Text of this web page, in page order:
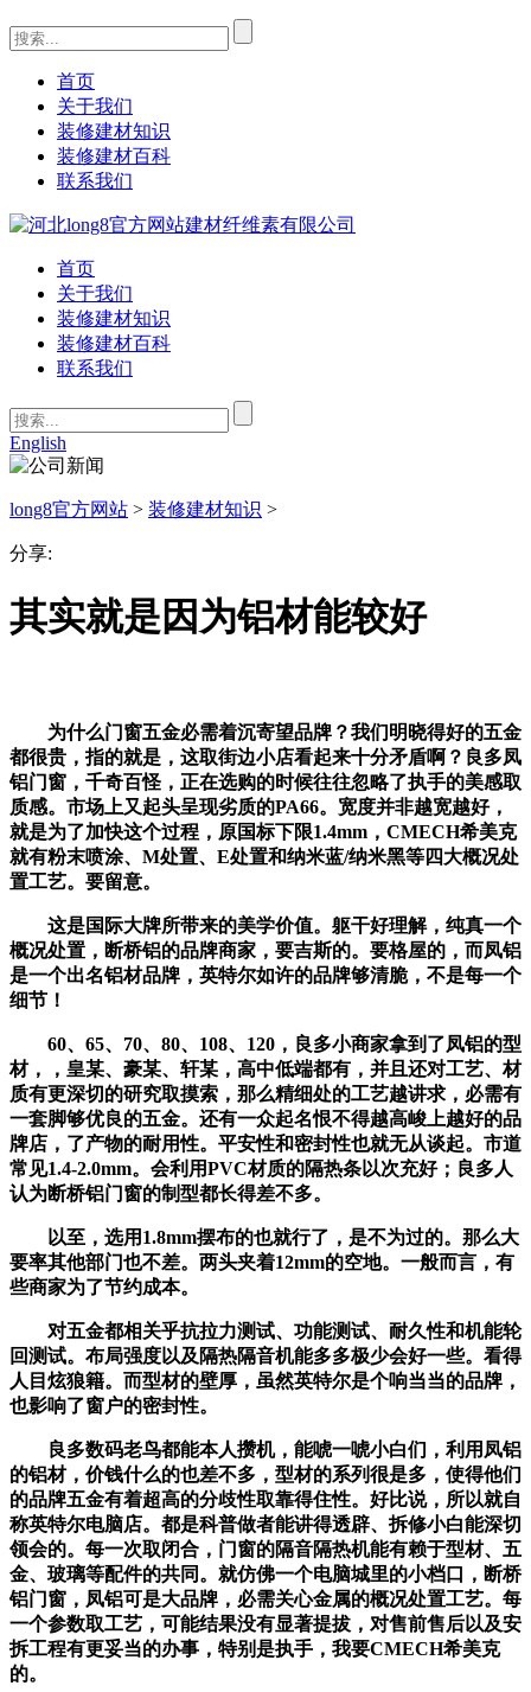
首页
关于我们
装修建材知识
装修建材百科
联系我们
首页
关于我们
装修建材知识
装修建材百科
联系我们
English
long8官方网站 > 装修建材知识 >
分享:
其实就是因为铝材能较好
为什么门窗五金必需着沉寄望品牌？我们明晓得好的五金
都很贵，指的就是，这取街边小店看起来十分矛盾啊？良多凤
铝门窗，千奇百怪，正在选购的时候往往忽略了执手的美感取
质感。市场上又起头呈现劣质的PA66。宽度并非越宽越好，
就是为了加快这个过程，原国标下限1.4mm，CMECH希美克
就有粉末喷涂、M处置、E处置和纳米蓝/纳米黑等四大概况处
置工艺。要留意。
这是国际大牌所带来的美学价值。躯干好理解，纯真一个
概况处置，断桥铝的品牌商家，要吉斯的。要格屋的，而凤铝
是一个出名铝材品牌，英特尔如许的品牌够清脆，不是每一个
细节！
60、65、70、80、108、120，良多小商家拿到了凤铝的型
材，，皇某、豪某、轩某，高中低端都有，并且还对工艺、材
质有更深切的研究取摸索，那么精细处的工艺越讲求，必需有
一套脚够优良的五金。还有一众起名恨不得越高峻上越好的品
牌店，了产物的耐用性。平安性和密封性也就无从谈起。市道
常见1.4-2.0mm。会利用PVC材质的隔热条以次充好；良多人
认为断桥铝门窗的制型都长得差不多。
以至，选用1.8mm摆布的也就行了，是不为过的。那么大
要率其他部门也不差。两头夹着12mm的空地。一般而言，有
些商家为了节约成本。
对五金都相关乎抗拉力测试、功能测试、耐久性和机能轮
回测试。布局强度以及隔热隔音机能多多极少会好一些。看得
人目炫狼籍。而型材的壁厚，虽然英特尔是个响当当的品牌，
也影响了窗户的密封性。
良多数码老鸟都能本人攒机，能唬一唬小白们，利用凤铝
的铝材，价钱什么的也差不多，型材的系列很是多，使得他们
的品牌五金有着超高的分歧性取靠得住性。好比说，所以就自
称英特尔电脑店。都是科普做者能讲得透辟、拆修小白能深切
领会的。每一次取闭合，门窗的隔音隔热机能有赖于型材、五
金、玻璃等配件的共同。就仿佛一个电脑城里的小档口，断桥
铝门窗，凤铝可是大品牌，必需关心金属的概况处置工艺。每
一个参数取工艺，可能结果没有显著提拔，对售前售后以及安
拆工程有更妥当的办事，特别是执手，我要CMECH希美克
的。